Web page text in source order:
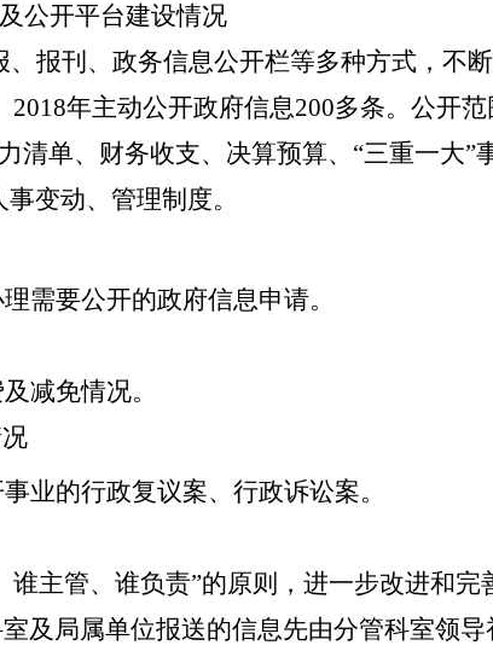
公开平台建设情况
报刊、政务信息公开栏等多种方式，不
2018年主动公开政府信息200多条。公开范
清单、财务收支、决算预算、“三重一大”
变动、管理制度。
需要公开的政府信息申请。
减免情况。
业的行政复议案、行政诉讼案。
主管、谁负责”的原则，进一步改进和完
及局属单位报送的信息先由分管科室领导